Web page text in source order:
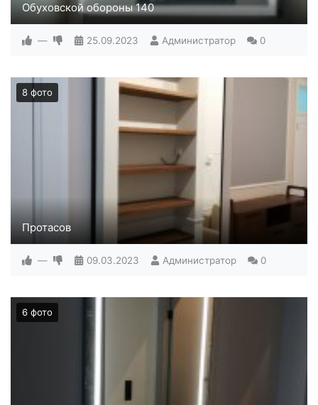
Обуховской обороны 140
— 25.09.2023 Администратор 0
8 фото
Протасов
— 09.03.2023 Администратор 0
6 фото